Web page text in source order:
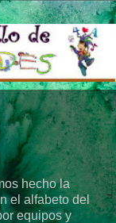
hecho la
el alfabeto del
equipos y